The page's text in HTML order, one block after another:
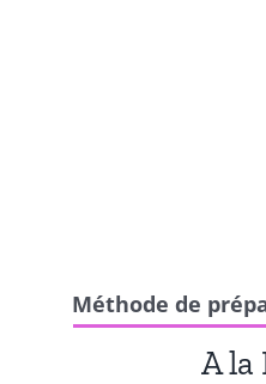
Méthode de
A la